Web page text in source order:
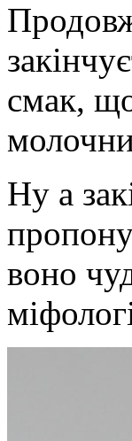
смак,
Ну а
воно